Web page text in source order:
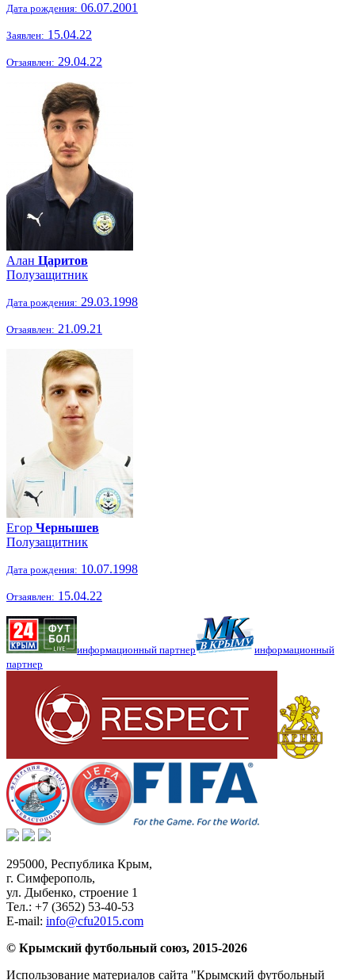
Дата рождения: 06.07.2001
Заявлен: 15.04.22
Отзаявлен: 29.04.22
Алан Царитов
Полузащитник
Дата рождения: 29.03.1998
Отзаявлен: 21.09.21
Егор Чернышев
Полузащитник
Дата рождения: 10.07.1998
Отзаявлен: 15.04.22
информационный партнер
информационный
партнер
295000, Республика Крым,
г. Симферополь,
ул. Дыбенко, строение 1
Тел.: +7 (3652) 53-40-53
E-mail: info@cfu2015.com
© Крымский футбольный союз, 2015-2026
Использование материалов сайта "Крымский футбольный